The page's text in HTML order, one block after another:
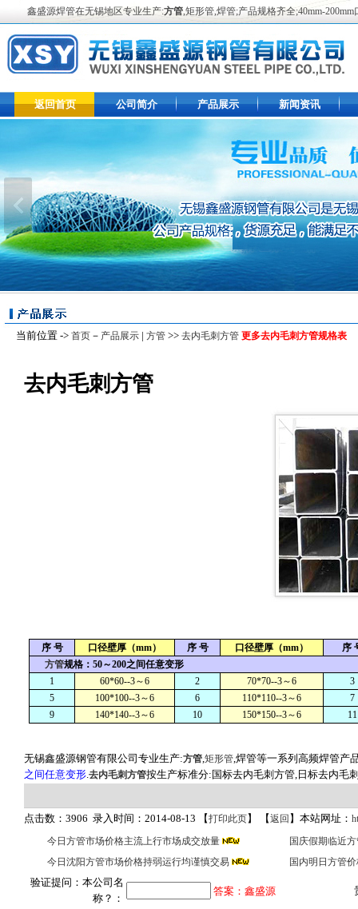
鑫盛源焊管在无锡地区专业生产:方管,矩形管,焊管;产品规格齐全;40mm-
返回首页 公司简介 产品展示 新闻资讯
当前位置 -> 首页 － 产品展示 | 方管 >> 去内毛刺方管 更多去内毛刺方管规格表
去内毛刺方管
序 号 口径壁厚（mm） 序 号 口径壁厚（mm） 序
方管规格：50～200之间任意变形
1
60*60--3～6 2 70*70--3～6
3
5
100*100--3～6 6 110*110--3～6
7
9
140*140--3～6 10 150*150--3～6 11
无锡鑫盛源钢管有限公司专业生产:方管 矩形管 ,焊管等一系列高频焊管产
之间任意变形 去内毛刺方管按生产标准分:国标去内毛刺方管,日标去内毛
点击数：3906 录入时间：2014-08-13 【打印此页】 【返回 】本站网址：
今日方管市场价格主流上行市场成交放量
国庆假期临近
今日沈阳方管市场价格持弱运行均谨慎交易
国内明日方管
验证提问：本公司名
称？：
答案：鑫盛源